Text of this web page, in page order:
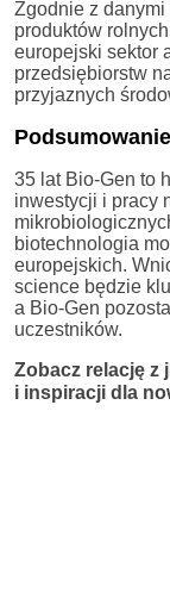
Zgodnie z
produktów
europejski sektor
przedsiębiorstw
przyjaznych
35 lat Bio-Gen to
inwestycji i pracy
biotechnologia
europejskich.
science będzie
a Bio-Gen
uczestników.
Zobacz relację z
i inspiracji dla